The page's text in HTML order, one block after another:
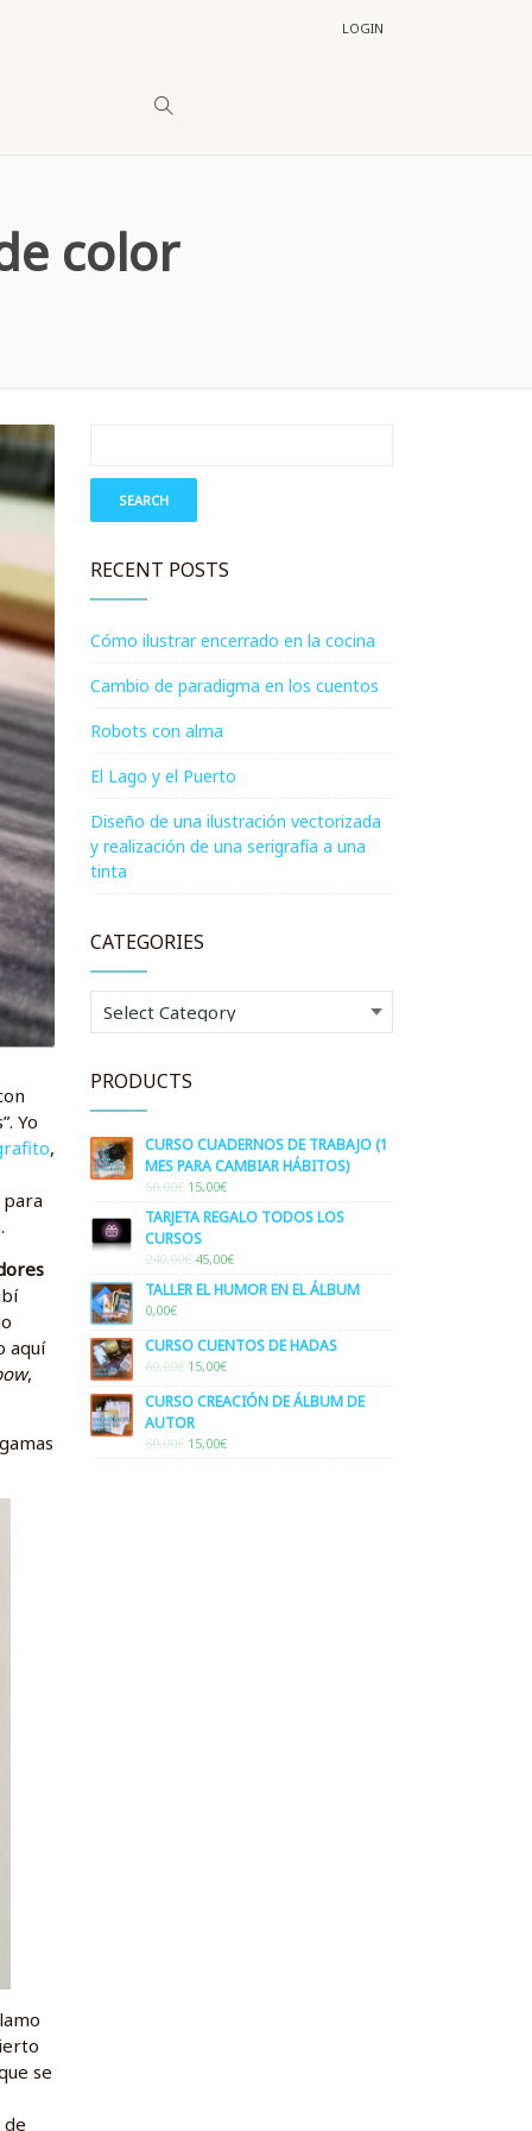
LOGIN
color
Yo
,
aquí
,
se
RECENT POSTS
Cómo ilustrar encerrado en la cocina
Cambio de paradigma en los cuentos
Robots con alma
El Lago y el Puerto
Diseño de una ilustración vectorizada
y realización de una serigrafía a una
tinta
CATEGORIES
Categories
PRODUCTS
CURSO CUADERNOS DE TRABAJO (1
MES PARA CAMBIAR HÁBITOS)
60,00€ ORIGINAL
WAS:
60,00€.
15,00€CURRENT
IS:
TARJETA REGALO TODOS LOS
CURSOS
240,00€ ORIGINAL
WAS:
45,00€CURRENT
IS:
TALLER EL HUMOR EN EL ÁLBUM
0,00€
CURSO CUENTOS DE HADAS
60,00€ ORIGINAL
WAS:
60,00€.
15,00€CURRENT
IS:
CURSO CREACIÓN DE ÁLBUM DE
AUTOR
60,00€ ORIGINAL
15,00€CURRENT